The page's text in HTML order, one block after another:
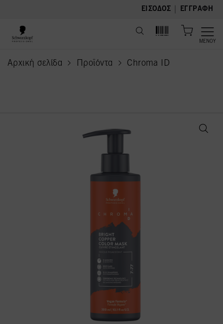
ΕΊΣΟΔΟΣ ΕΓΓΡΑΦΉ
ΜΕΝΟΎ
Αρχική σελίδα Προϊόντα Chroma ID
current page